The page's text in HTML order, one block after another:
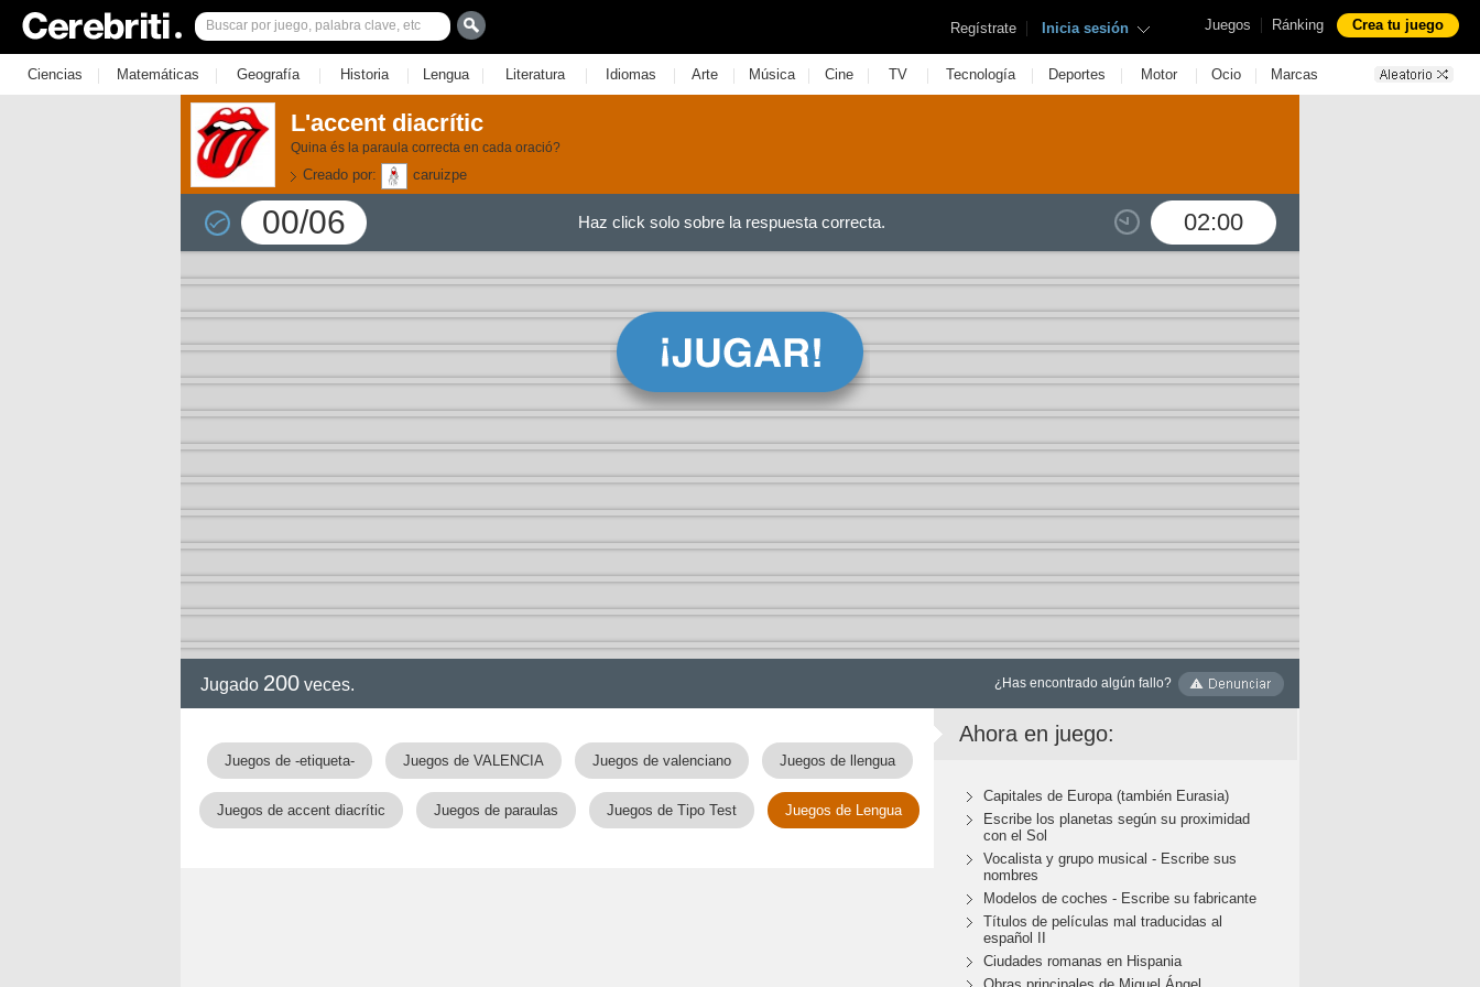
Juegos | Ránking Crea tu juego
Regístrate | Inicia sesión
Ciencias | Matemáticas | Geografía | Historia | Lengua | Literatura | Idiomas | Arte | Música | Cine | TV | Tecnología | Deportes | Motor | Ocio | Marcas
L'accent diacrític
Quina és la paraula correcta en cada oració?
Creado por: caruizpe
00/06 02:00
Haz click solo sobre la respuesta correcta.
Jugado 200 veces. ¿Has encontrado algún fallo?
Juegos de -etiqueta- Juegos de VALENCIA Juegos de valenciano Juegos de llengua
Juegos de accent diacrític Juegos de paraulas Juegos de Tipo Test Juegos de Lengua
Ahora en juego:
Capitales de Europa (también Eurasia)
Escribe los planetas según su proximidad
con el Sol
Vocalista y grupo musical - Escribe sus
nombres
Modelos de coches - Escribe su fabricante
Títulos de películas mal traducidas al
español II
Ciudades romanas en Hispania